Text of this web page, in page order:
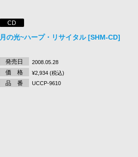
CD
月の光~ハープ・リサイタル [SHM-CD]
発売日 2008.05.28
価 格 ¥2,934 (税込)
品 番 UCCP-9610